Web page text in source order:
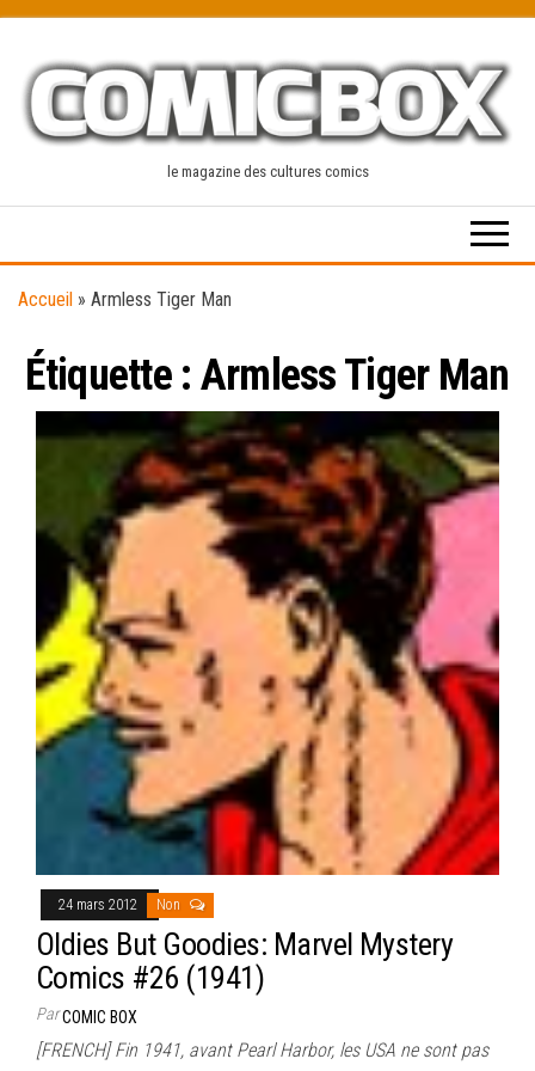
content
le magazine des cultures comics
Accueil » Armless Tiger Man
Étiquette : Armless Tiger Man
24 mars 2012 Non
Oldies But Goodies: Marvel Mystery
Comics #26 (1941)
ParCOMIC BOX
[FRENCH] Fin 1941, avant Pearl Harbor, les USA ne sont pas